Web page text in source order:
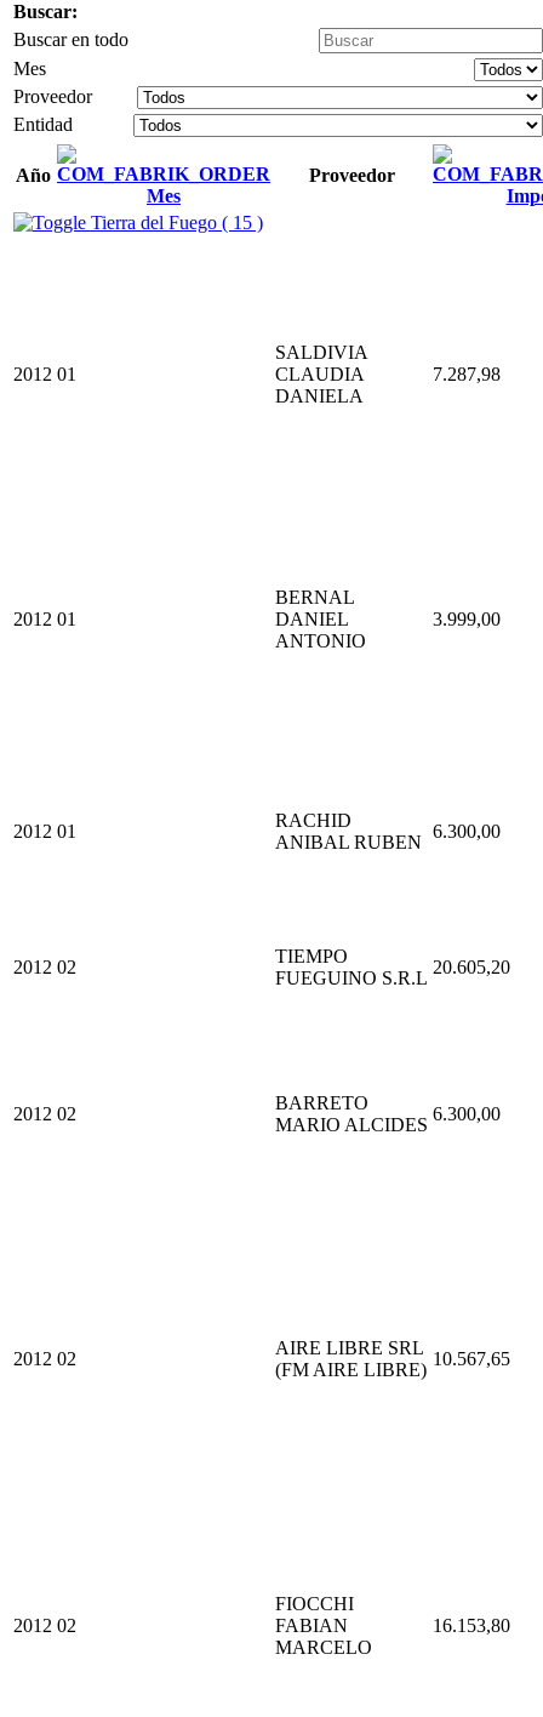
Buscar:
Buscar en todo
Mes
Proveedor
Entidad
Año
Mes
Proveedor
Tierra del Fuego ( 15 )
2012 01
SALDIVIA
CLAUDIA
DANIELA
7.287,98
2012 01
BERNAL
DANIEL
ANTONIO
3.999,00
2012 01
RACHID
ANIBAL RUBEN
6.300,00
2012 02
TIEMPO
FUEGUINO S.R.L
20.605,20
2012 02
BARRETO
MARIO ALCIDES
6.300,00
2012 02
AIRE LIBRE SRL
(FM AIRE LIBRE)
10.567,65
2012 02
FIOCCHI
FABIAN
MARCELO
16.153,80